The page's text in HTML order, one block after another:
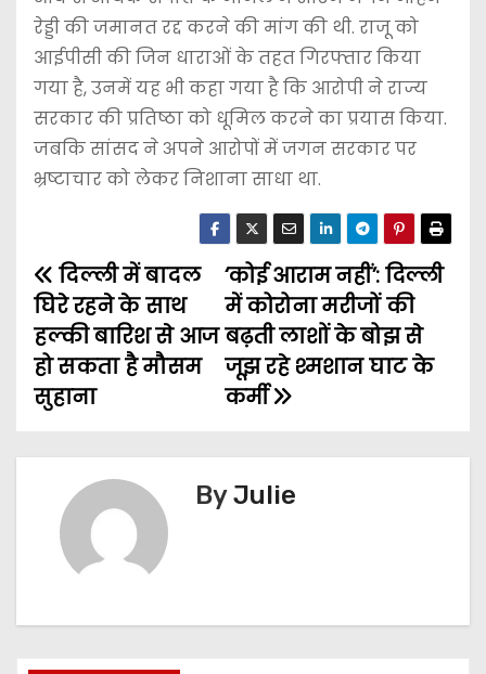
रेड्डी की जमानत रद्द करने की मांग की थी. राजू को
आईपीसी की जिन धाराओं के तहत गिरफ्तार किया
गया है, उनमें यह भी कहा गया है कि आरोपी ने राज्य
सरकार की प्रतिष्ठा को धूमिल करने का प्रयास किया.
जबकि सांसद ने अपने आरोपों में जगन सरकार पर
भ्रष्टाचार को लेकर निशाना साधा था.
पो
स्ट
ने
वि
गे
‘कोई आराम नहीं’: दिल्ली
में कोरोना मरीजों की
बढ़ती लाशों के बोझ से
जूझ रहे श्मशान घाट के
कर्मी
दिल्ली में बादल
घिरे रहने के साथ
हल्की बारिश से आज
हो सकता है मौसम
सुहाना
ByJulie